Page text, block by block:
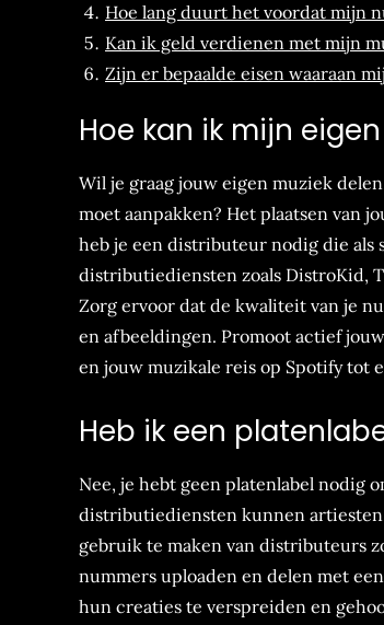
Hoe lang duurt het voordat mijn
Kan ik geld verdienen met mijn
Zijn er bepaalde eisen waaraan
Hoe kan ik mijn
Wil je graag jouw eigen muziek
moet aanpakken? Het plaatsen van
heb je een distributeur nodig die als
distributiediensten zoals DistroKid,
Zorg ervoor dat de kwaliteit van je
en afbeeldingen. Promoot actief
en jouw muzikale reis op Spotify tot
Heb ik een
Nee, je hebt geen platenlabel nodig
distributiediensten kunnen artiesten
gebruik te maken van distributeurs
nummers uploaden en delen met
hun creaties te verspreiden en